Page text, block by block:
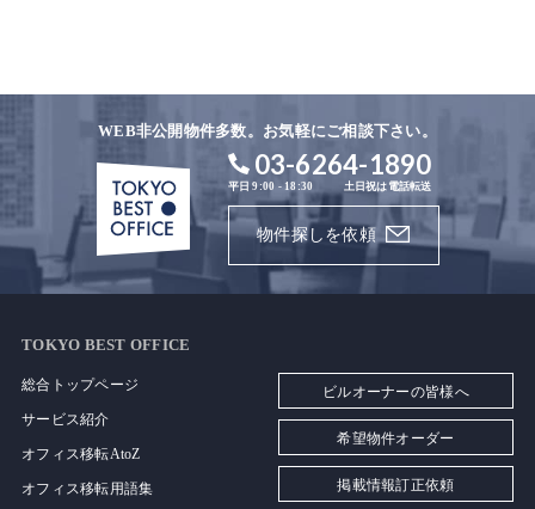
WEB非公開物件多数。お気軽にご相談下さい。
03-6264-1890
平日 9:00 - 18:30 土日祝は電話転送
物件探しを依頼
TOKYO BEST OFFICE
総合トップページ
サービス紹介
オフィス移転AtoZ
オフィス移転用語集
ビルオーナーの皆様へ
希望物件オーダー
掲載情報訂正依頼